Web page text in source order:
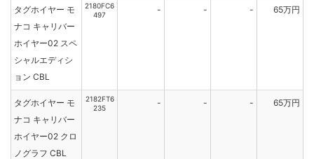
タグホイヤー モ
ナコ キャリバー
ホイヤー02 スペ
シャルエディシ
ョン CBL
2180FC6
497
- - - 65万円
タグホイヤー モ
ナコ キャリバー
ホイヤー02 クロ
ノグラフ CBL
2182FT6
235
- - - 65万円